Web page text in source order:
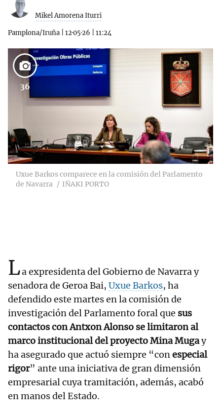
Mikel Amorena Iturri
Pamplona/Iruña 12·05·26 11:24
36
Uxue Barkos comparece en la comisión del Parlamento
de Navarra
IÑAKI PORTO
La expresidenta del Gobierno de Navarra y
senadora de Geroa Bai, Uxue Barkos, ha
defendido este martes en la comisión de
investigación del Parlamento foral que sus
contactos con Antxon Alonso se limitaron al
marco institucional del proyecto Mina Mugay
ha asegurado que actuó siempre “conespecial
rigor” ante una iniciativa de gran dimensión
empresarial cuya tramitación, además, acabó
en manos del Estado.